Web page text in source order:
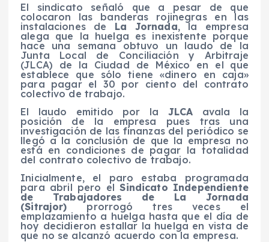
El sindicato señaló que a pesar de que
colocaron las banderas rojinegras en las
instalaciones de La Jornada, la empresa
alega que la huelga es inexistente porque
hace una semana obtuvo un laudo de la
Junta Local de Conciliación y Arbitraje
(JLCA) de la Ciudad de México en el que
establece que sólo tiene «dinero en caja»
para pagar el 30 por ciento del contrato
colectivo de trabajo.
El laudo emitido por la JLCA avala la
posición de la empresa pues tras una
investigación de las finanzas del periódico se
llegó a la conclusión de que la empresa no
está en condiciones de pagar la totalidad
del contrato colectivo de trabajo.
Inicialmente, el paro estaba programada
para abril pero elSindicato Independiente
de Trabajadores de La Jornada
(Sitrajor)prorrogó tres veces el
emplazamiento a huelga hasta que el día de
hoy decidieron estallar la huelga en vista de
que no se alcanzó acuerdo con la empresa.